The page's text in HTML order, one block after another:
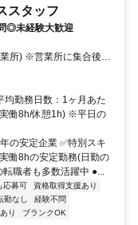
スタッフ
◎未経験大歓迎
所) ※営業所に集合後、
均勤務日数：1ヶ月あた
働8h/休憩1h) ※平日の
の安定企業 ✅特別スキ
働8hの安定勤務(日勤の
転職者も多数活躍中 ●...
応募可
資格取得支援あり
勤なし
経験不問
り
ブランクOK